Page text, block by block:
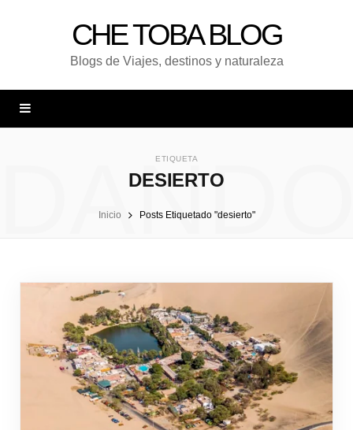
CHE TOBA BLOG
Blogs de Viajes, destinos y naturaleza
ETIQUETA
DESIERTO
UNA
Inicio Posts Etiquetado "desierto"